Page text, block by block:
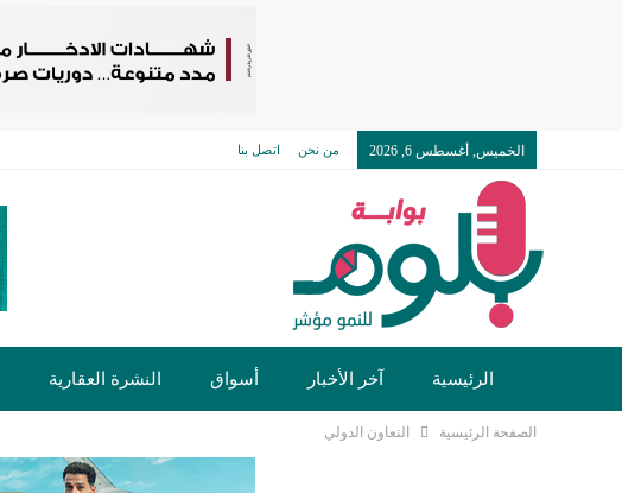
الخميس, أغسطس 6, 2026 من نحن اتصل بنا
الرئيسية آخر الأخبار أسواق النشرة العقارية
تكنولوجيا وسيارات
الصفحة الرئيسية التعاون الدولي